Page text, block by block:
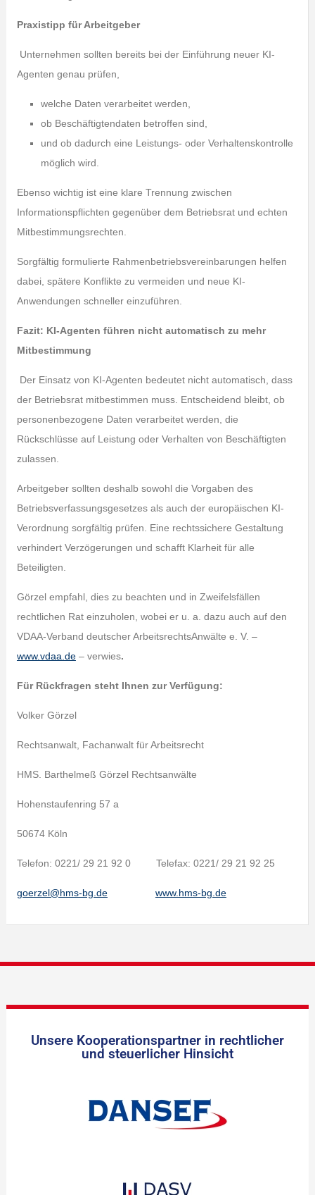
Praxistipp für Arbeitgeber
Unternehmen sollten bereits bei der Einführung neuer KI-
Agenten genau prüfen,
welche Daten verarbeitet werden,
ob Beschäftigtendaten betroffen sind,
und ob dadurch eine Leistungs- oder Verhaltenskontrolle
möglich wird.
Ebenso wichtig ist eine klare Trennung zwischen
Informationspflichten gegenüber dem Betriebsrat und echten
Mitbestimmungsrechten.
Sorgfältig formulierte Rahmenbetriebsvereinbarungen helfen
dabei, spätere Konflikte zu vermeiden und neue KI-
Anwendungen schneller einzuführen.
Fazit: KI-Agenten führen nicht automatisch zu mehr
Mitbestimmung
Der Einsatz von KI-Agenten bedeutet nicht automatisch, dass
der Betriebsrat mitbestimmen muss. Entscheidend bleibt, ob
personenbezogene Daten verarbeitet werden, die
Rückschlüsse auf Leistung oder Verhalten von Beschäftigten
zulassen.
Arbeitgeber sollten deshalb sowohl die Vorgaben des
Betriebsverfassungsgesetzes als auch der europäischen KI-
Verordnung sorgfältig prüfen. Eine rechtssichere Gestaltung
verhindert Verzögerungen und schafft Klarheit für alle
Beteiligten.
Görzel empfahl, dies zu beachten und in Zweifelsfällen
rechtlichen Rat einzuholen, wobei er u. a. dazu auch auf den
VDAA-Verband deutscher ArbeitsrechtsAnwälte e. V. –
www.vdaa.de– verwies.
Für Rückfragen steht Ihnen zur Verfügung:
Volker Görzel
Rechtsanwalt, Fachanwalt für Arbeitsrecht
HMS. Barthelmeß Görzel Rechtsanwälte
Hohenstaufenring 57 a
50674 Köln
Telefon: 0221/ 29 21 92 0 Telefax: 0221/ 29 21 92 25
goerzel@hms-bg.de www.hms-bg.de
Unsere Kooperationspartner in rechtlicher
und steuerlicher Hinsicht